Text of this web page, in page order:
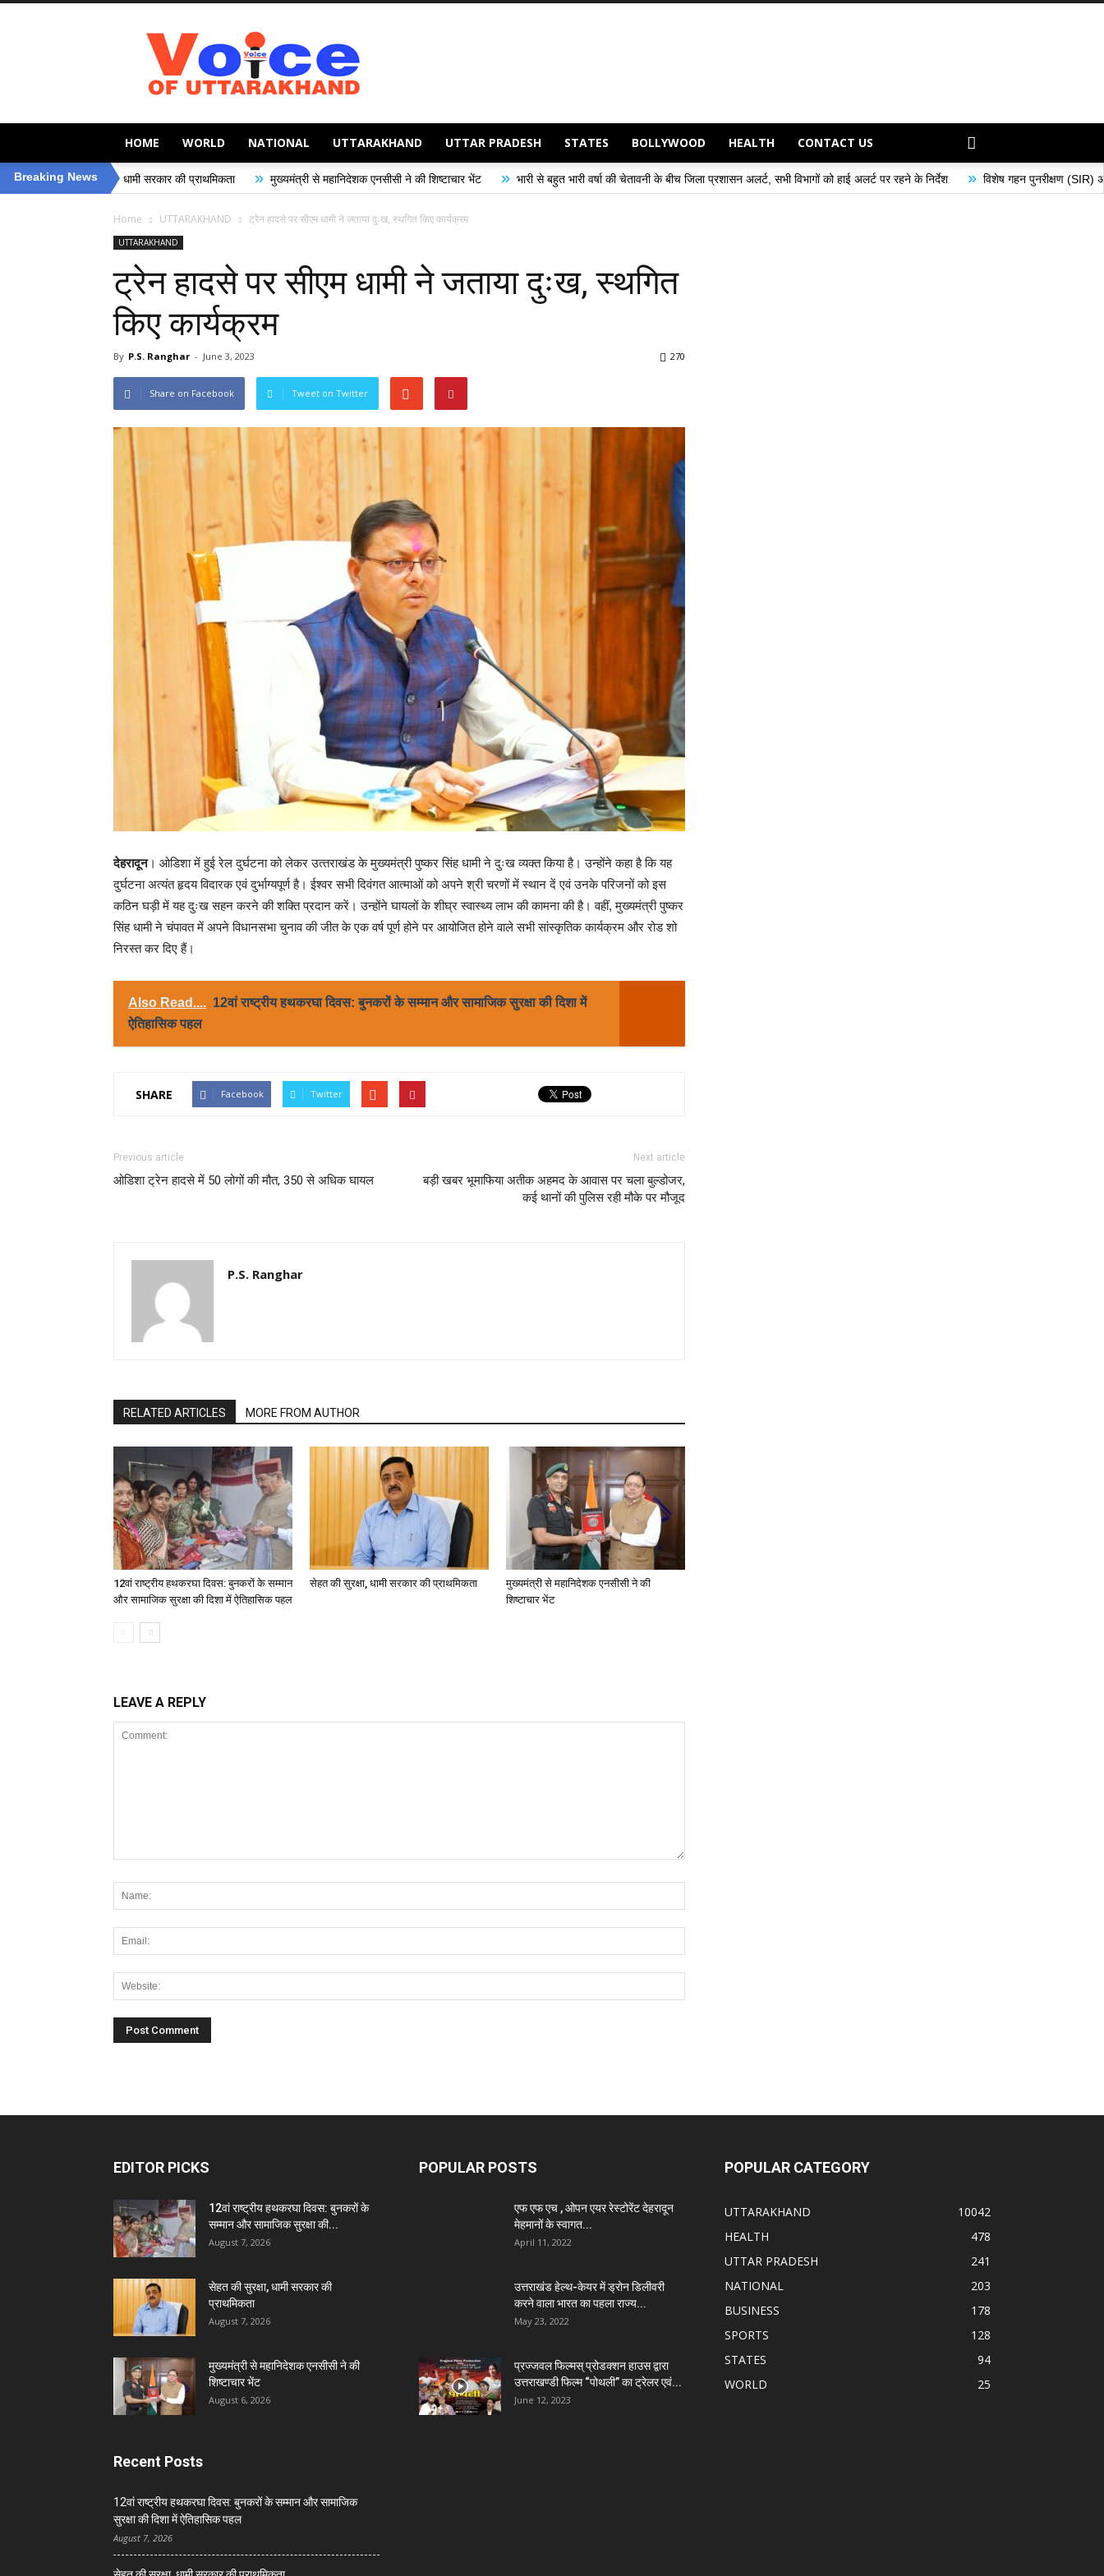
Voice
of
Uttarakhand
HOME WORLD NATIONAL UTTARAKHAND UTTAR PRADESH STATES BOLLYWOOD HEALTH CONTACT US
Breaking News
धामी सरकार की प्राथमिकता » मुख्यमंत्री से महानिदेशक एनसीसी ने की शिष्टाचार भेंट » भारी से बहुत भारी वर्षा की चेतावनी के बीच जिला प्रशासन अलर्ट, सभी विभागों को हाई अलर्ट पर रहने के निर्देश » विशेष गहन पुनरीक्षण (SIR) अभियान के अंतर्गत मतदान
Home UTTARAKHAND ट्रेन हादसे पर सीएम धामी ने जताया दुःख, स्‍थगित किए कार्यक्रम
UTTARAKHAND
ट्रेन हादसे पर सीएम धामी ने जताया दुःख, स्‍थगित
किए कार्यक्रम
By P.S. Ranghar - June 3, 2023 270
Share on Facebook Tweet on Twitter
देहरादून। ओडिशा में हुई रेल दुर्घटना को लेकर उत्‍तराखंड के मुख्‍यमंत्री पुष्‍कर सिंह धामी ने दुःख व्‍यक्‍त किया है। उन्‍होंने कहा है कि यह
दुर्घटना अत्यंत हृदय विदारक एवं दुर्भाग्यपूर्ण है। ईश्वर सभी दिवंगत आत्माओं को अपने श्री चरणों में स्थान दें एवं उनके परिजनों को इस
कठिन घड़ी में यह दुःख सहन करने की शक्ति प्रदान करें। उन्होंने घायलों के शीघ्र स्वास्थ्य लाभ की कामना की है। वहीं, मुख्यमंत्री पुष्कर
सिंह धामी ने चंपावत में अपने विधानसभा चुनाव की जीत के एक वर्ष पूर्ण होने पर आयोजित होने वाले सभी सांस्कृतिक कार्यक्रम और रोड शो
निरस्त कर दिए हैं।
Also Read.... 12वां राष्ट्रीय हथकरघा दिवस: बुनकरों के सम्मान और सामाजिक सुरक्षा की दिशा में
ऐतिहासिक पहल
SHARE Facebook Twitter
Previous article
ओडिशा ट्रेन हादसे में 50 लोगों की मौत, 350 से अधिक घायल
Next article
बड़ी खबर भूमाफिया अतीक अहमद के आवास पर चला बुल्डोजर,
कई थानों की पुलिस रही मौके पर मौजूद
P.S. Ranghar
RELATED ARTICLES MORE FROM AUTHOR
12वां राष्ट्रीय हथकरघा दिवस: बुनकरों के सम्मान
और सामाजिक सुरक्षा की दिशा में ऐतिहासिक पहल
सेहत की सुरक्षा, धामी सरकार की प्राथमिकता
मुख्यमंत्री से महानिदेशक एनसीसी ने की
शिष्टाचार भेंट
LEAVE A REPLY
EDITOR PICKS
12वां राष्ट्रीय हथकरघा दिवस: बुनकरों के
सम्मान और सामाजिक सुरक्षा की...
August 7, 2026
सेहत की सुरक्षा, धामी सरकार की
प्राथमिकता
August 7, 2026
मुख्यमंत्री से महानिदेशक एनसीसी ने की
शिष्टाचार भेंट
August 6, 2026
Recent Posts
12वां राष्ट्रीय हथकरघा दिवस: बुनकरों के सम्मान और सामाजिक
सुरक्षा की दिशा में ऐतिहासिक पहल
August 7, 2026
POPULAR POSTS
एफ एफ एच , ओपन एयर रेस्टोरेंट देहरादून
मेहमानों के स्वागत...
April 11, 2022
उत्तराखंड हेल्थ-केयर में ड्रोन डिलीवरी
करने वाला भारत का पहला राज्य...
May 23, 2022
प्रज्जवल फिल्मस् प्रोडक्शन हाउस द्वारा
उत्तराखण्डी फिल्म “पोथली” का ट्रेलर एवं...
June 12, 2023
POPULAR CATEGORY
UTTARAKHAND
10042
HEALTH
478
UTTAR PRADESH
241
NATIONAL
203
BUSINESS
178
SPORTS
128
STATES
94
WORLD
25